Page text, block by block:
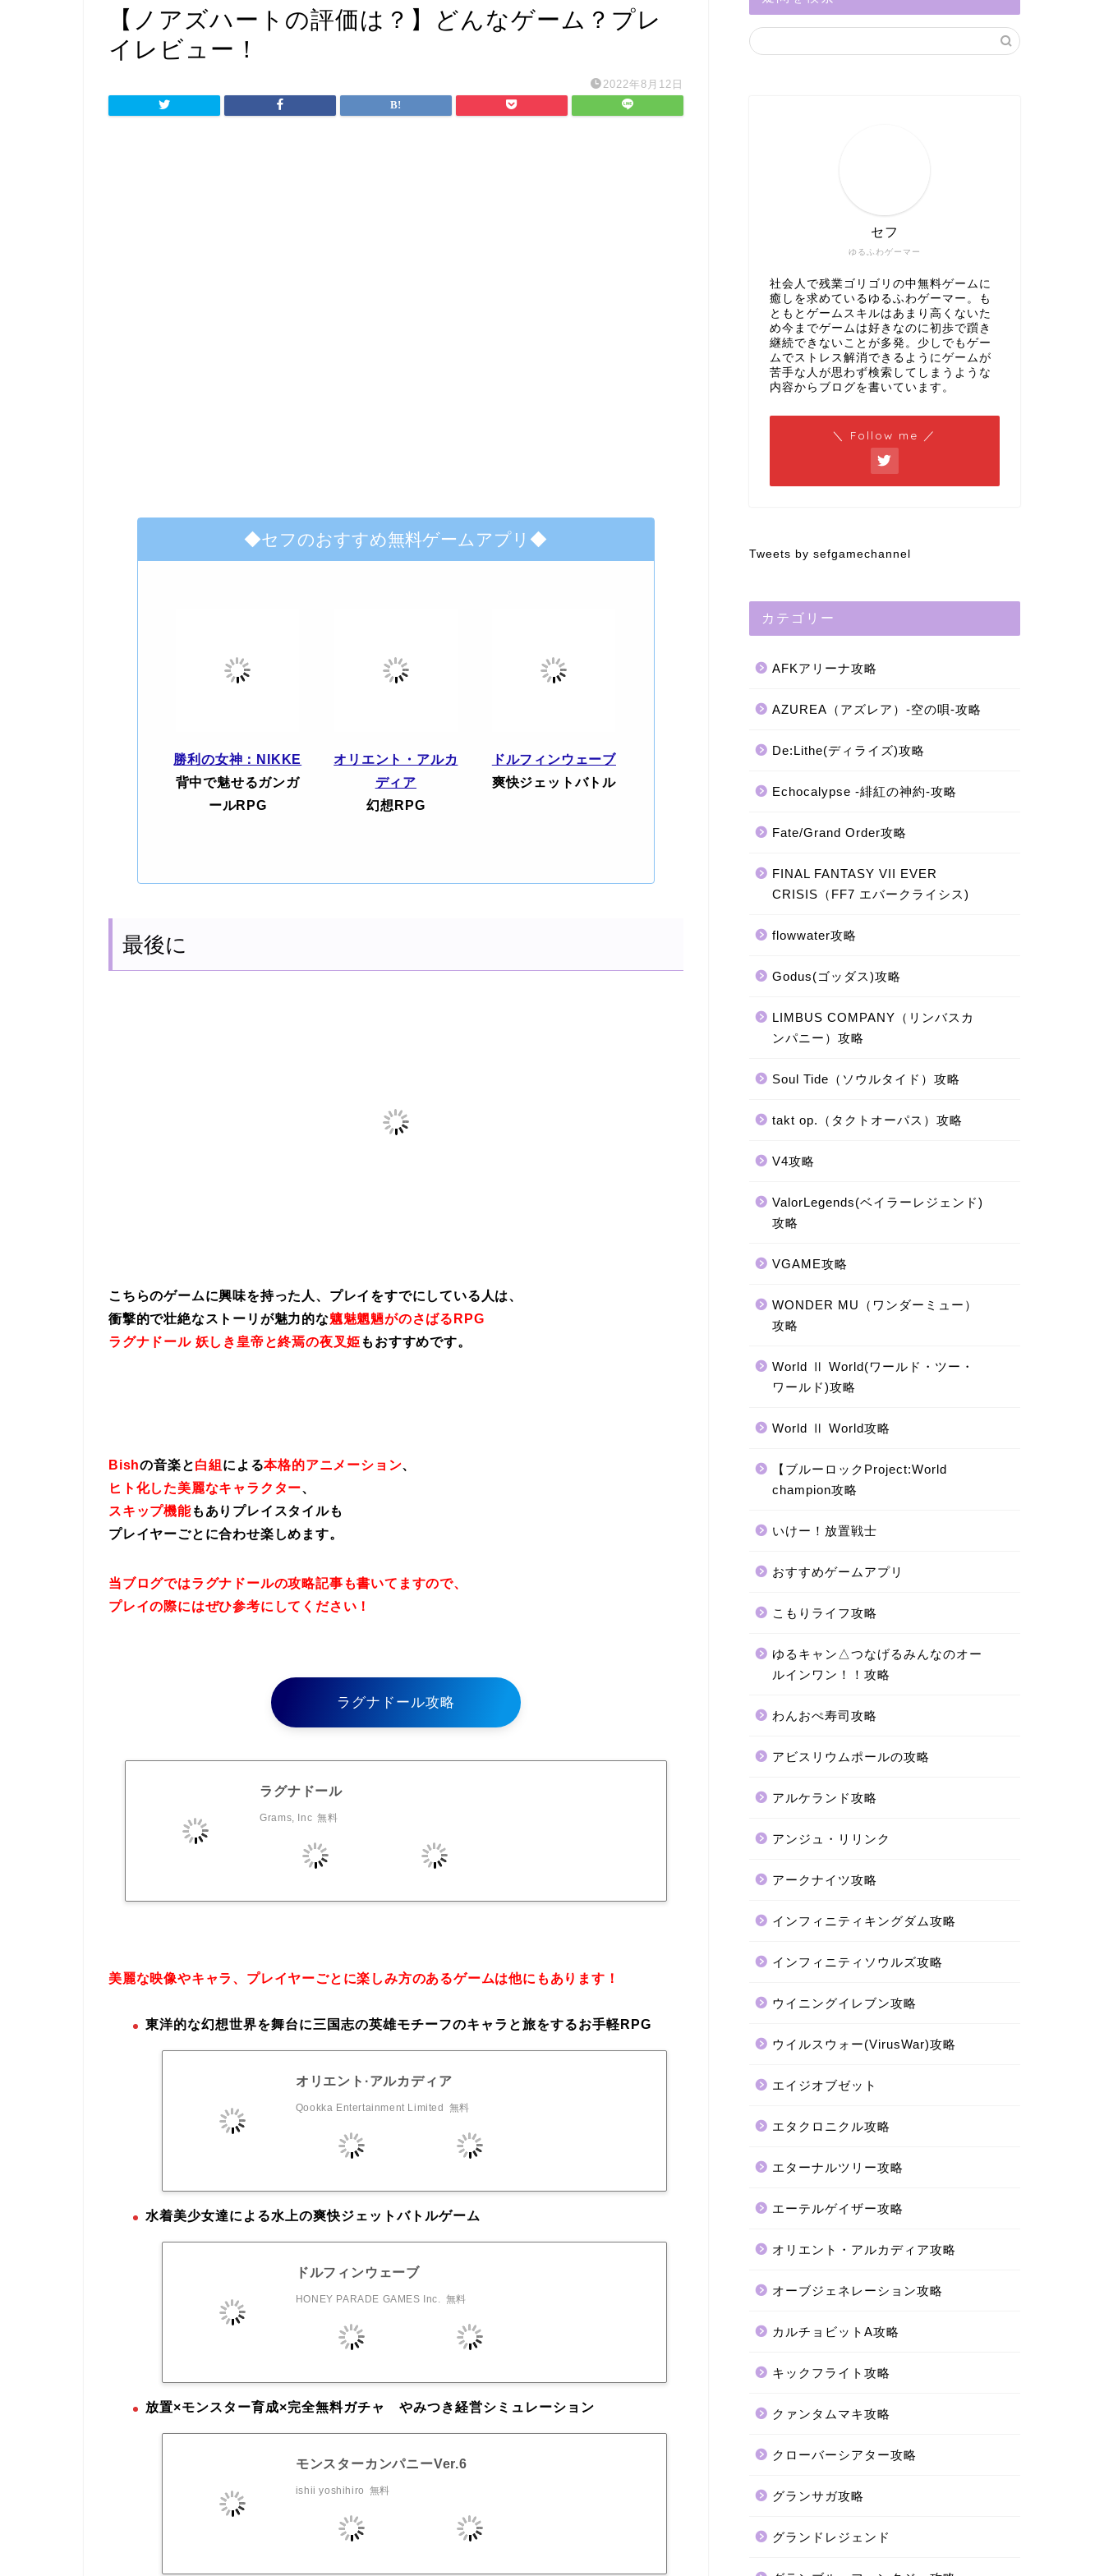
【ノアズハートの評価は？】どんなゲーム？プレ
イレビュー！
2022年8月12日
◆セフのおすすめ無料ゲームアプリ◆
勝利の女神：NIKKE
背中で魅せるガンガ
ールRPG
オリエント・アルカ
ディア
幻想RPG
ドルフィンウェーブ
爽快ジェットバトル
最後に
こちらのゲームに興味を持った人、プレイをすでにしている人は、
衝撃的で壮絶なストーリが魅力的な魑魅魍魎がのさばるRPG
ラグナドール 妖しき皇帝と終焉の夜叉姫 もおすすめです。
Bishの音楽と白組 による本格的アニメーション、
ヒト化した美麗なキャラクター、
スキップ機能もありプレイスタイルも
プレイヤーごとに合わせ楽しめます。
当ブログではラグナドールの攻略記事も書いてますので、
プレイの際にはぜひ参考にしてください！
ラグナドール攻略
ラグナドール
Grams, Inc 無料
美麗な映像やキャラ、プレイヤーごとに楽しみ方のあるゲームは他にもあります！
東洋的な幻想世界を舞台に三国志の英雄モチーフのキャラと旅をするお手軽RPG
オリエント·アルカディア
Qookka Entertainment Limited 無料
水着美少女達による水上の爽快ジェットバトルゲーム
ドルフィンウェーブ
HONEY PARADE GAMES Inc. 無料
放置×モンスター育成×完全無料ガチャ やみつき経営シミュレーション
モンスターカンパニーVer.6
ishii yoshihiro 無料
ゆるふわゲーマー
セフ
社会人で残業ゴリゴリの中無料ゲームに
癒しを求めているゆるふわゲーマー。も
ともとゲームスキルはあまり高くないた
め今までゲームは好きなのに初歩で躓き
継続できないことが多発。少しでもゲー
ムでストレス解消できるようにゲームが
苦手な人が思わず検索してしまうような
内容からブログを書いています。
＼ Follow me ／
Tweets by sefgamechannel
カテゴリー
AFKアリーナ攻略
AZUREA（アズレア）-空の唄-攻略
De:Lithe(ディライズ)攻略
Echocalypse -緋紅の神約-攻略
Fate/Grand Order攻略
FINAL FANTASY VII EVER
CRISIS（FF7 エバークライシス)
flowwater攻略
Godus(ゴッダス)攻略
LIMBUS COMPANY（リンバスカ
ンパニー）攻略
Soul Tide（ソウルタイド）攻略
takt op.（タクトオーパス）攻略
V4攻略
ValorLegends(ベイラーレジェンド)
攻略
VGAME攻略
WONDER MU（ワンダーミュー）
攻略
World Ⅱ World(ワールド・ツー・
ワールド)攻略
World Ⅱ World攻略
【ブルーロックProject:World
champion攻略
いけー！放置戦士
おすすめゲームアプリ
こもりライフ攻略
ゆるキャン△つなげるみんなのオー
ルインワン！！攻略
わんおぺ寿司攻略
アビスリウムポールの攻略
アルケランド攻略
アンジュ・リリンク
アークナイツ攻略
インフィニティキングダム攻略
インフィニティソウルズ攻略
ウイニングイレブン攻略
ウイルスウォー(VirusWar)攻略
エイジオブゼット
エタクロニクル攻略
エターナルツリー攻略
エーテルゲイザー攻略
オリエント・アルカディア攻略
オーブジェネレーション攻略
カルチョビットA攻略
キックフライト攻略
クァンタムマキ攻略
クローバーシアター攻略
グランサガ攻略
グランドレジェンド